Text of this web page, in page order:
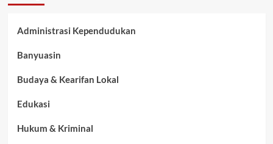
Administrasi Kependudukan
Banyuasin
Budaya & Kearifan Lokal
Edukasi
Hukum & Kriminal